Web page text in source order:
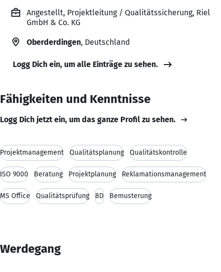
Angestellt, Projektleitung / Qualitätssicherung, Riel
GmbH & Co. KG
Oberderdingen, Deutschland
Logg Dich ein, um alle Einträge zu sehen.
Fähigkeiten und Kenntnisse
Logg Dich jetzt ein, um das ganze Profil zu sehen.
Projektmanagement Qualitätsplanung Qualitätskontrolle
ISO 9000 Beratung Projektplanung Reklamationsmanagement
MS Office Qualitätsprüfung 8D Bemusterung
Werdegang